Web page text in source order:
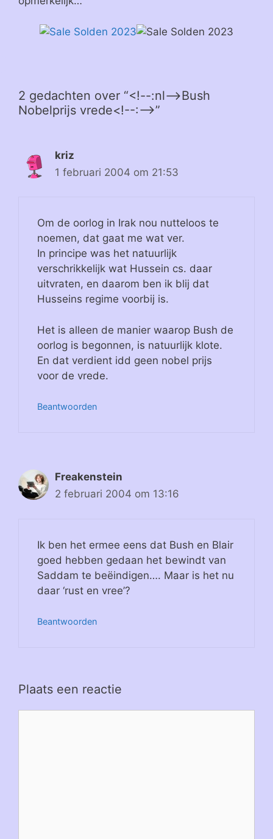
2 gedachten over “<!--:nl-->Bush
Nobelprijs vrede<!--:-->”
kriz
1 februari 2004 om 21:53
Om de oorlog in Irak nou nutteloos te
noemen, dat gaat me wat ver.
In principe was het natuurlijk
verschrikkelijk wat Hussein cs. daar
uitvraten, en daarom ben ik blij dat
Husseins regime voorbij is.
Het is alleen de manier waarop Bush de
oorlog is begonnen, is natuurlijk klote.
En dat verdient idd geen nobel prijs
voor de vrede.
Beantwoorden
Freakenstein
2 februari 2004 om 13:16
Ik ben het ermee eens dat Bush en Blair
goed hebben gedaan het bewindt van
Saddam te beëindigen…. Maar is het nu
daar ‘rust en vree’?
Beantwoorden
Plaats een reactie